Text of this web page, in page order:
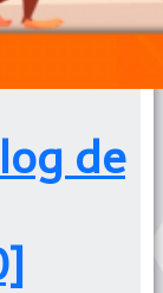
de